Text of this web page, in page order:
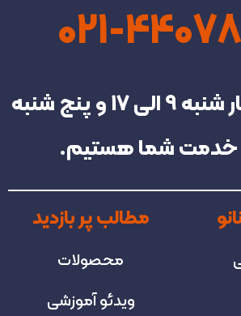
021-
از شنبه تا چهار شنبه‌ 9 الی 17 و پنج شنبه
مطالب پر بازدید
محصولات
ویدئو آموزشی